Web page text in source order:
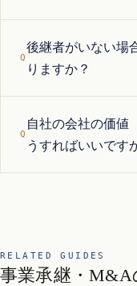
後継者がいない場
りますか？
自社の会社の価値
うすればいいです
RELATED GUIDES
事業承継・M&A